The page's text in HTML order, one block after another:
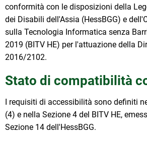
conformità con le disposizioni della
dei Disabili dell'Assia (HessBGG) e
sulla Tecnologia Informatica senza
2019 (BITV HE) per l'attuazione della
2016/2102.
Stato di compatibilità
I requisiti di accessibilità sono definiti
(4) e nella Sezione 4 del BITV HE,
Sezione 14 dell'HessBGG.